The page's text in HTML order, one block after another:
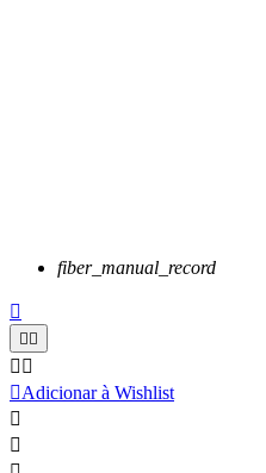
fiber_manual_record

 
 
Adicionar à Wishlist

